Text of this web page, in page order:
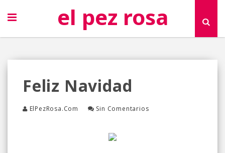
el pez rosa
Feliz Navidad
ElPezRosa.com Sin Comentarios